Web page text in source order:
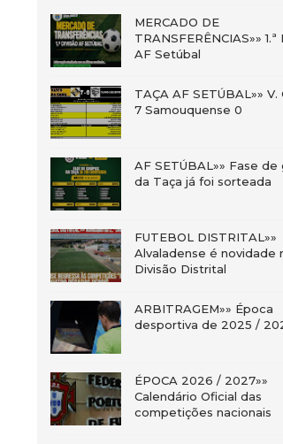
MERCADO DE
TRANSFERÊNCIAS»» 1.ª
AF Setúbal
TAÇA AF SETÚBAL»» V.
7 Samouquense 0
AF SETÚBAL»» Fase de
da Taça já foi sorteada
FUTEBOL DISTRITAL»»
Alvaladense é novidade
Divisão Distrital
ARBITRAGEM»» Época
desportiva de 2025 /
ÉPOCA 2026 / 2027»»
Calendário Oficial das
competições nacionais